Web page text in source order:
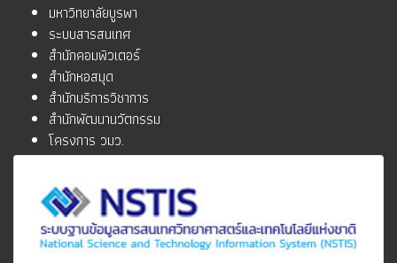
มหาวิทยาลัยบูรพา
ระบบสารสนเทศ
สำนักคอมพิวเตอร์
สำนักหอสมุด
สำนักบริการวิชาการ
สำนักพัฒนานวัตกรรม
โครงการ วมว.